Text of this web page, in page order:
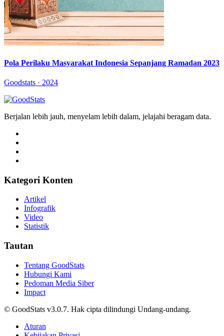
Pola Perilaku Masyarakat Indonesia Sepanjang Ramadan 2023
Goodstats · 2024
Berjalan lebih jauh, menyelam lebih dalam, jelajahi beragam data.
Kategori Konten
Artikel
Infografik
Video
Statistik
Tautan
Tentang GoodStats
Hubungi Kami
Pedoman Media Siber
Impact
© GoodStats v3.0.7. Hak cipta dilindungi Undang-undang.
Aturan